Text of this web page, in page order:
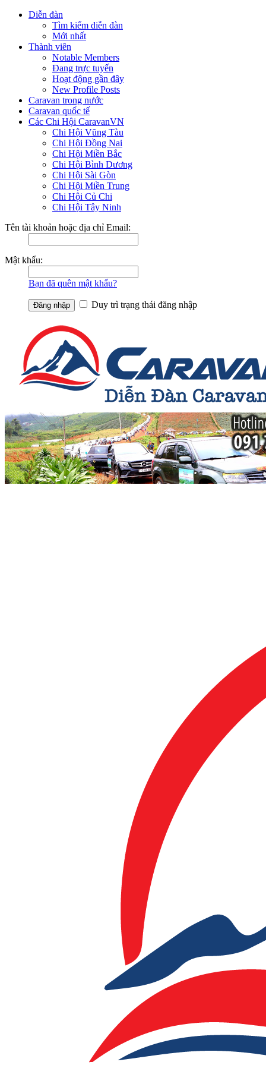
Diễn đàn
Tìm kiếm diễn đàn
Mới nhất
Thành viên
Notable Members
Đang trực tuyến
Hoạt động gần đây
New Profile Posts
Caravan trong nước
Caravan quốc tế
Các Chi Hội CaravanVN
Chi Hội Vũng Tàu
Chi Hội Đồng Nai
Chi Hội Miền Bắc
Chi Hội Bình Dương
Chi Hội Sài Gòn
Chi Hội Miền Trung
Chi Hội Củ Chi
Chi Hội Tây Ninh
Tên tài khoản hoặc địa chỉ Email:
Mật khẩu:
Bạn đã quên mật khẩu?
Duy trì trạng thái đăng nhập